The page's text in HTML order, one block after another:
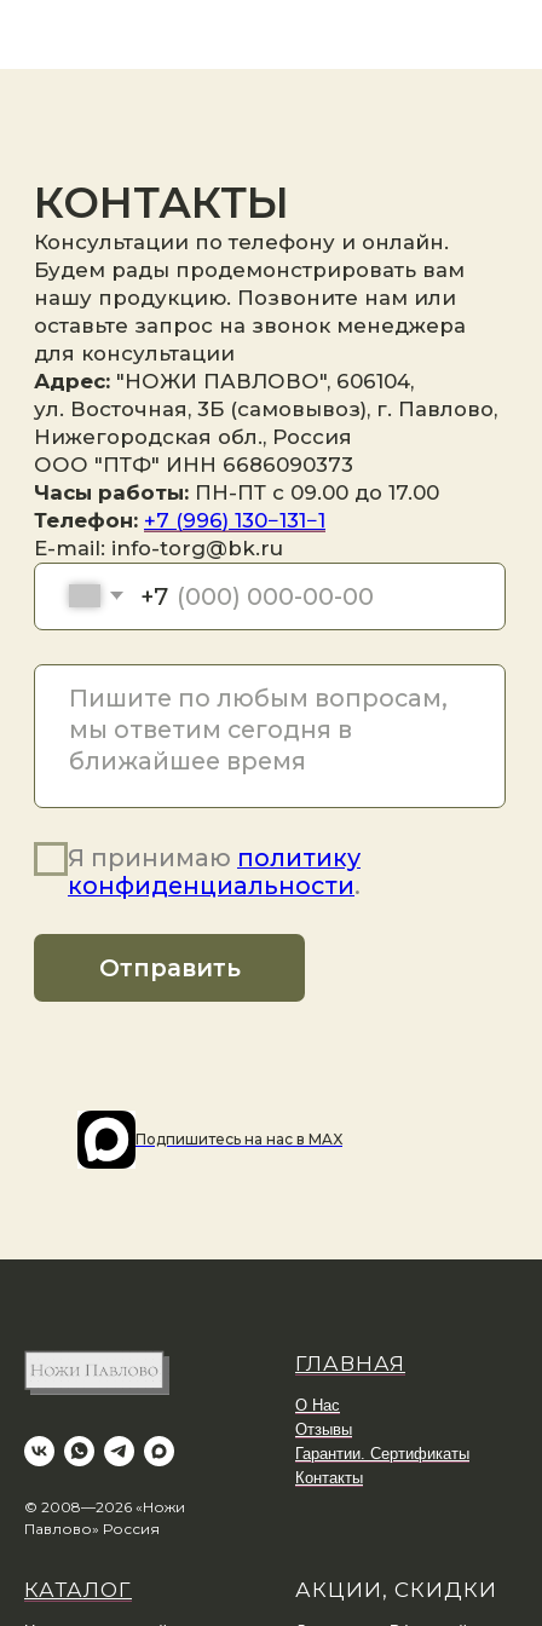
Подпишитесь на наc в MAX
© 2008—2026 «Ножи
Павлово» Россия
ГЛАВНАЯ
О Нас
Отзывы
Гарантии. Сертификаты
Контакты
КАТАЛОГ АКЦИИ, СКИДКИ